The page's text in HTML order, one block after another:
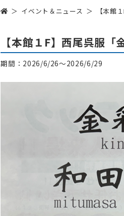
イベント＆ニュース 【本館
【本館１F】西尾呉服
期間：2026/6/26～2026/6/29